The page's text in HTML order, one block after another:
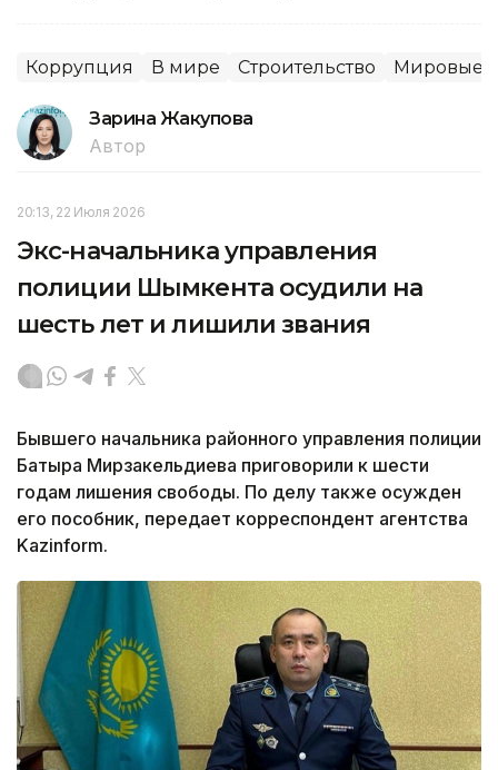
Коррупция В мире Строительство Мировые
Зарина Жакупова
Автор
20:13, 22 Июля 2026
Экс-начальника управления
полиции Шымкента осудили на
шесть лет и лишили звания
Бывшего начальника районного управления полиции
Батыра Мирзакельдиева приговорили к шести
годам лишения свободы. По делу также осужден
его пособник, передает корреспондент агентства
Kazinform.